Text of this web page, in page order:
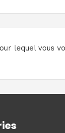
lequel vous